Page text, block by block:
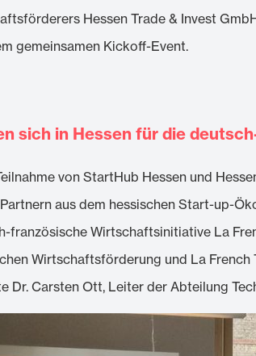
Hessen Trade & Invest
gemeinsamen Kickoff-Event.
sich in Hessen für die
von StartHub Hessen und
aus dem hessischen Start-up-
französische Wirtschaftsinitiative La
Wirtschaftsförderung und La
Dr. Carsten Ott, Leiter der Abteilung